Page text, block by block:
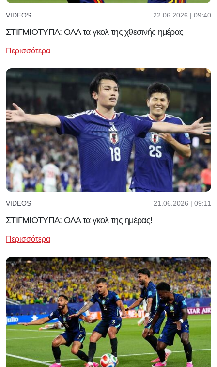
VIDEOS 22.06.2026 | 09:40
ΣΤΙΓΜΙΟΤΥΠΑ: ΟΛΑ τα γκολ της χθεσινής ημέρας
Περισσότερα
VIDEOS 21.06.2026 | 09:11
ΣΤΙΓΜΙΟΤΥΠΑ: ΟΛΑ τα γκολ της ημέρας!
Περισσότερα